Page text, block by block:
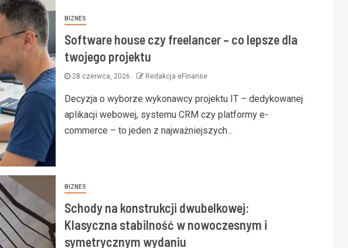
BIZNES
Software house czy freelancer – co lepsze dla
twojego projektu
28 czerwca, 2026 Redakcja eFinanse
Decyzja o wyborze wykonawcy projektu IT – dedykowanej
aplikacji webowej, systemu CRM czy platformy e-
commerce – to jeden z najważniejszych...
BIZNES
Schody na konstrukcji dwubelkowej:
Klasyczna stabilność w nowoczesnym i
symetrycznym wydaniu